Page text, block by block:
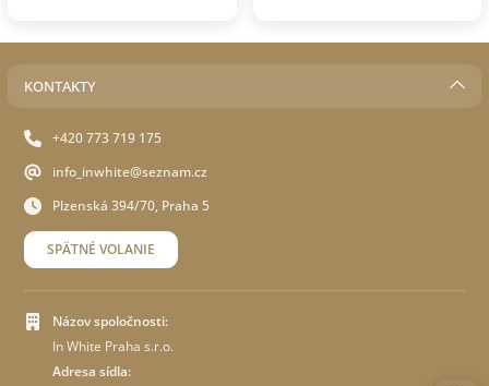
KONTAKTY
+420 773 719 175
info_inwhite@seznam.cz
Plzenská 394/70, Praha 5
SPÄTNÉ VOLANIE
Názov spoločnosti:
In White Praha s.r.o.
Adresa sídla: